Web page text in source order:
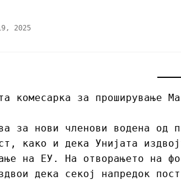
2025
комесарка за проширување
за нови членови водена од
како и дека Унијата
на ЕУ. На отворањето на
дека секој напредок